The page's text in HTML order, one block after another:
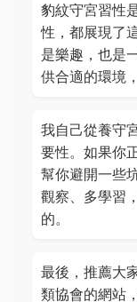
豹紋守宮習性
性，都展現了
是樂趣，也是
供合適的環境
我自己從養守
要性。如果你
幫你避開一些
觀察、多學習
的。
最後，推薦大
類協會的網站